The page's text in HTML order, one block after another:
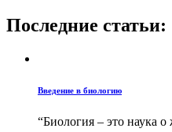
Последние статьи:
Введение в биологию
“Биология – это наука о